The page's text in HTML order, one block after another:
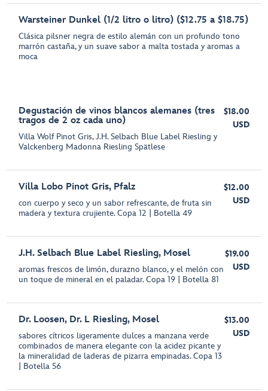
Warsteiner Dunkel (1/2 litro o litro) ($12.75 a $18.75)
Clásica pilsner negra de estilo alemán con un profundo tono
marrón castaña, y un suave sabor a malta tostada y aromas a
moca
Degustación de vinos blancos alemanes (tres
tragos de 2 oz cada uno)
Villa Wolf Pinot Gris, J.H. Selbach Blue Label Riesling y
Valckenberg Madonna Riesling Spätlese
$18.00
USD
Villa Lobo Pinot Gris, Pfalz
con cuerpo y seco y un sabor refrescante, de fruta sin
madera y textura crujiente. Copa 12 | Botella 49
$12.00
USD
J.H. Selbach Blue Label Riesling, Mosel
aromas frescos de limón, durazno blanco, y el melón con
un toque de mineral en el paladar. Copa 19 | Botella 81
$19.00
USD
Dr. Loosen, Dr. L Riesling, Mosel
sabores cítricos ligeramente dulces a manzana verde
combinados de manera elegante con la acidez picante y
la mineralidad de laderas de pizarra empinadas. Copa 13
| Botella 56
$13.00
USD